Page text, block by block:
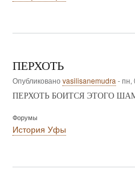
ПЕРХОТЬ
Опубликовано vasilisanemudra -пн,
ПЕРХОТЬ БОИТСЯ ЭТОГО
Форумы
История Уфы